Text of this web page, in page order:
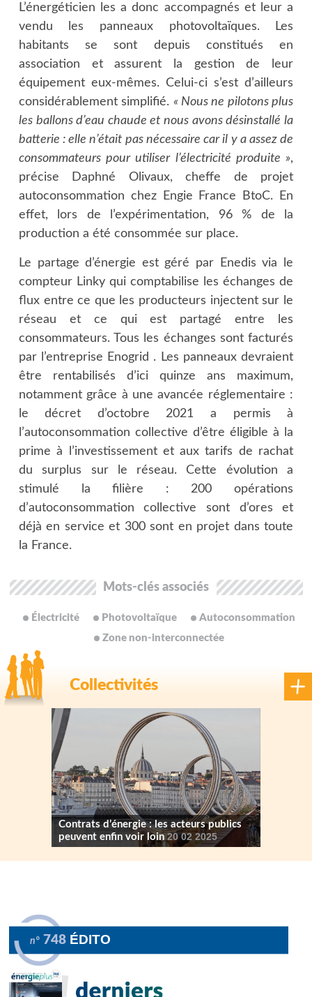
L’énergéticien les a donc accompagnés et leur a
vendu les panneaux photovoltaïques. Les
habitants se sont depuis constitués en
association et assurent la gestion de leur
équipement eux-mêmes. Celui-ci s’est d’ailleurs
considérablement simplifié. « Nous ne pilotons plus
les ballons d’eau chaude et nous avons désinstallé la
batterie : elle n’était pas nécessaire car il y a assez de
consommateurs pour utiliser l’électricité produite »,
précise Daphné Olivaux, cheffe de projet
autoconsommation chez Engie France BtoC. En
effet, lors de l’expérimentation, 96 % de la
production a été consommée sur place.
Le partage d’énergie est géré par Enedis via le
compteur Linky qui comptabilise les échanges de
flux entre ce que les producteurs injectent sur le
réseau et ce qui est partagé entre les
consommateurs. Tous les échanges sont facturés
par l’entreprise Enogrid . Les panneaux devraient
être rentabilisés d’ici quinze ans maximum,
notamment grâce à une avancée réglementaire :
le décret d’octobre 2021 a permis à
l’autoconsommation collective d’être éligible à la
prime à l’investissement et aux tarifs de rachat
du surplus sur le réseau. Cette évolution a
stimulé la filière : 200 opérations
d’autoconsommation collective sont d’ores et
déjà en service et 300 sont en projet dans toute
la France.
Mots-clés associés
Électricité Photovoltaïque
Autoconsommation
Zone non-interconnectée
Collectivités
Contrats d’énergie : les acteurs publics
peuvent enfin voir loin20 02 2025
n° 748 ÉDITO